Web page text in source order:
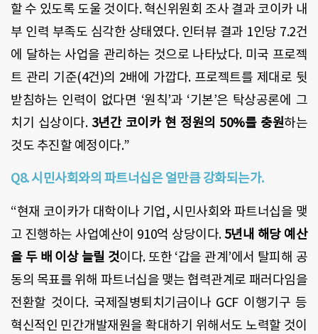
할 수 있도록 도울 것이다. 혁신위원회 조사 결과 코이카 내
부 인력 부족도 심각한 상태였다. 인터뷰 결과 1인당 7.2건
에 달하는 사업을 관리하는 것으로 나타났다. 미국 프로젝
트 관리 기준(4건)의 2배에 가깝다. 프로젝트를 제대로 뒷
받침하는 인력이 없다면 ‘원칙’과 ‘기본’은 탁상공론에 그
치기 십상이다. 3년간 코이카 현 정원의 50%를 충원하는
것도 추진할 예정이다.”
Q8. 시민사회와의 파트너십은 얼만큼 강화되는가.
“현재 코이카가 대학이나 기업, 시민사회와 파트너십을 맺
고 진행하는 사업예산이 910억 상당이다.5년내 해당 예산
을 두 배 이상 늘릴 것이다. 또한 ‘갑을 관계’에서 탈피해 공
동의 목표를 위해 파트너십을 맺는 협력관계로 패러다임을
전환할 것이다. 국제질병퇴치기금이나 GCF 이행기구 등
혁신적인 민간개발재원을 확대하기 위해서도 노력할 것이